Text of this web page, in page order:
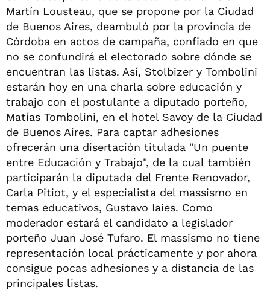
Martín Lousteau, que se propone por la Ciudad
de Buenos Aires, deambuló por la provincia de
Córdoba en actos de campaña, confiado en que
no se confundirá el electorado sobre dónde se
encuentran las listas. Así, Stolbizer y Tombolini
estarán hoy en una charla sobre educación y
trabajo con el postulante a diputado porteño,
Matías Tombolini, en el hotel Savoy de la Ciudad
de Buenos Aires. Para captar adhesiones
ofrecerán una disertación titulada "Un puente
entre Educación y Trabajo", de la cual también
participarán la diputada del Frente Renovador,
Carla Pitiot, y el especialista del massismo en
temas educativos, Gustavo Iaies. Como
moderador estará el candidato a legislador
porteño Juan José Tufaro. El massismo no tiene
representación local prácticamente y por ahora
consigue pocas adhesiones y a distancia de las
principales listas.